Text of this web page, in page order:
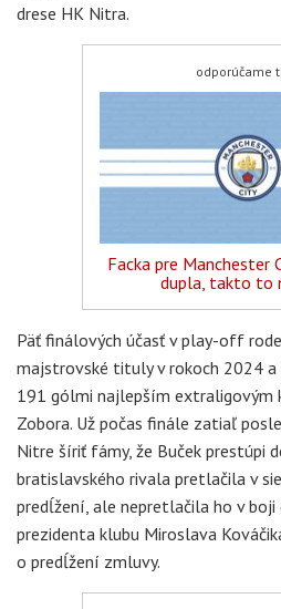
drese HK Nitra.
odporúčame
Facka pre Manchester
dupla, takto to
Päť finálových účasť v play-off
majstrovské tituly v rokoch 2024
191 gólmi najlepším extraligovým
Zobora. Už počas finále zatiaľ
Nitre šíriť fámy, že Buček prestúpi
bratislavského rivala pretlačila v
predĺžení, ale nepretlačila ho v
prezidenta klubu Miroslava
o predĺžení zmluvy.